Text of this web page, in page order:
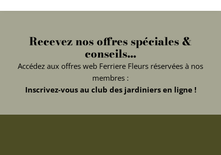
Recevez nos offres spéciales &
conseils...
Accédez aux offres web Ferriere Fleurs réservées à nos
membres :
Inscrivez-vous au club des jardiniers en ligne !